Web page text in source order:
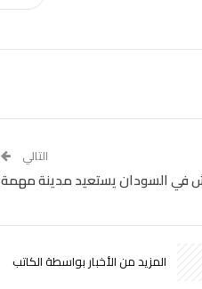
التالي
في السودان يستعيد مدينة مهمة
المزيد من الأخبار بواسطة الكاتب